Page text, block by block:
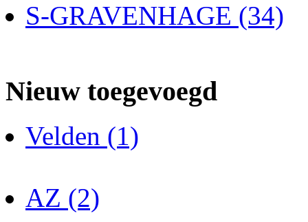
S-GRAVENHAGE (34)
Nieuw toegevoegd
Velden (1)
AZ (2)